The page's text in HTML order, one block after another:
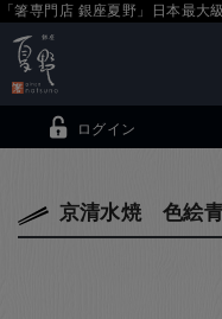
「箸専門店 銀座夏野」日本最大
ログイン
京清水焼 色絵青